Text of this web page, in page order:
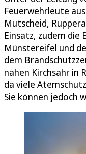
Feuerwehrleute
Mutscheid,
Einsatz, zudem die
Münstereifel und
dem
nahen Kirchsahr in
da viele
Sie können jedoch